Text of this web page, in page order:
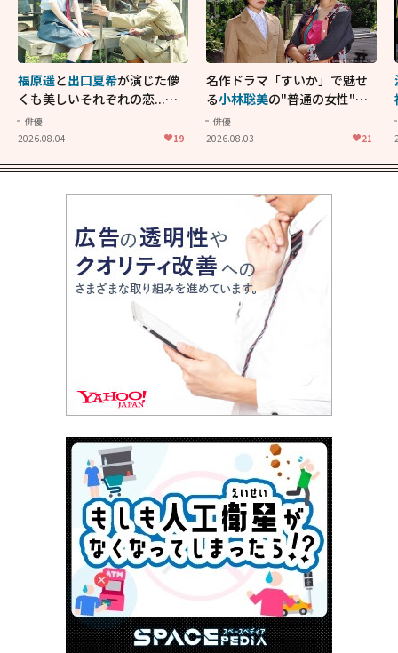
福原遥と出口夏希が演じた儚
くも美しいそれぞれの恋...生
きることの尊さを教えてくれ
た映画「あの花が咲く丘で、
俳優
2026.08.04
19
名作ドラマ「すいか」で魅せ
る小林聡美の"普通の女性"が
大人に刺さる...映画「かもめ
食堂」にも通じる静かな芝居
俳優
2026.08.03
21